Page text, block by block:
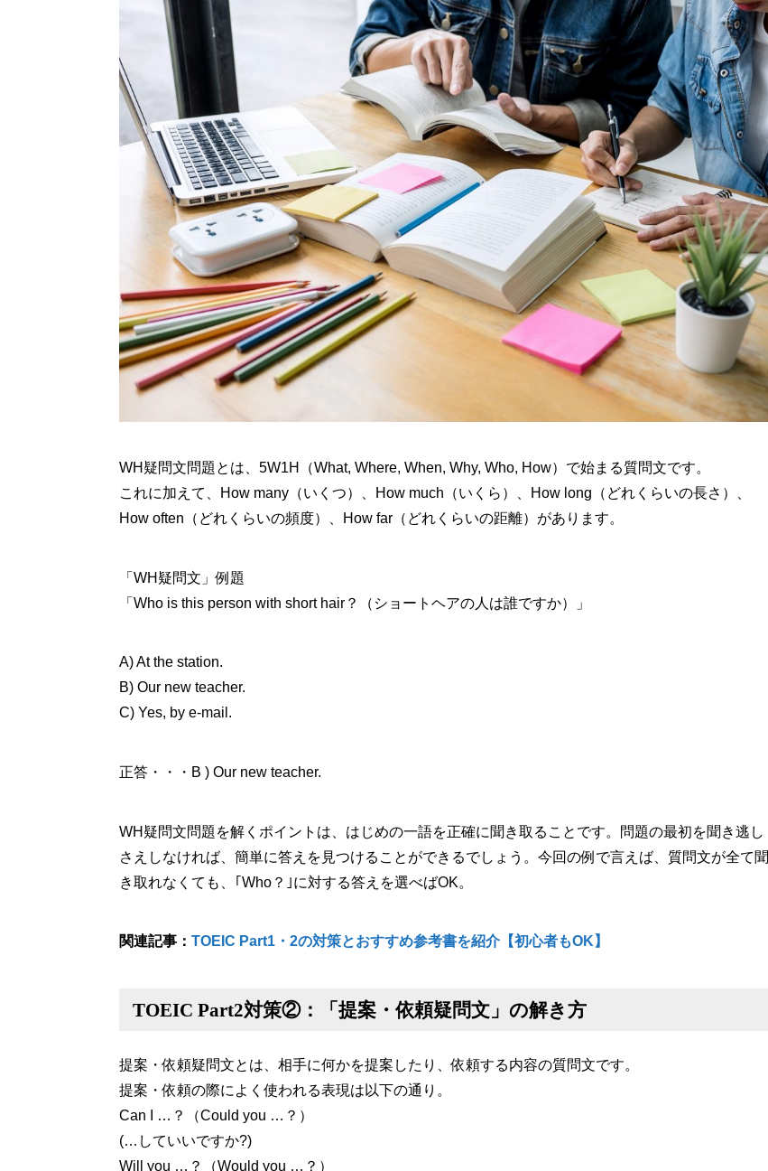
WH疑問文問題とは、5W1H（What, Where, When, Why, Who, How）で始まる質問文です。
これに加えて、How many（いくつ）、How much（いくら）、How long（どれくらいの長さ）、
How often（どれくらいの頻度）、How far（どれくらいの距離）があります。
「WH疑問文」例題
「Who is this person with short hair？（ショートヘアの人は誰ですか）」
A) At the station.
B) Our new teacher.
C) Yes, by e-mail.
正答・・・B ) Our new teacher.
WH疑問文問題を解くポイントは、はじめの一語を正確に聞き取ることです。問題の最初を聞き逃し
さえしなければ、簡単に答えを見つけることができるでしょう。今回の例で言えば、質問文が全て聞
き取れなくても、｢Who？｣に対する答えを選べばOK。
関連記事： TOEIC Part1・2の対策とおすすめ参考書を紹介【初心者もOK】
TOEIC Part2対策②：「提案・依頼疑問文」の解き方
提案・依頼疑問文とは、相手に何かを提案したり、依頼する内容の質問文です。
提案・依頼の際によく使われる表現は以下の通り。
Can I …？（Could you …？）
(…していいですか?)
Will you …？（Would you …？）